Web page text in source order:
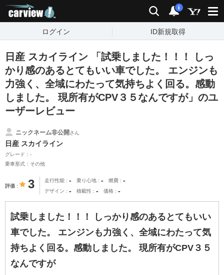
検索 通知
i
ログイン ID新規取得
日産 スカイライン 「試乗しました！！！ しっ
かり感のあるとてもいい車でした。 エンジンも
力強く、全域にわたって気持ちよく回る。感動
しました。 現所有がCPV３５なんですが」のユ
ーザーレビュー
ニックネーム非公開さん
日産 スカイライン
グレード：-
乗車形式：その他
評価 3 走行性能 - 乗り心地 - 燃費 -
デザイン - 積載性 - 価格 -
試乗しました！！！ しっかり感のあるとてもいい
車でした。 エンジンも力強く、全域にわたって気
持ちよく回る。感動しました。 現所有がCPV３５
なんですが